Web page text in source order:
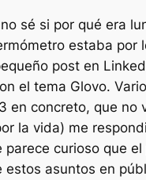
sé si por qué era
estaba por
post en
el tema Glovo.
en concreto, que no
la vida) me
parece curioso que el
estos asuntos en